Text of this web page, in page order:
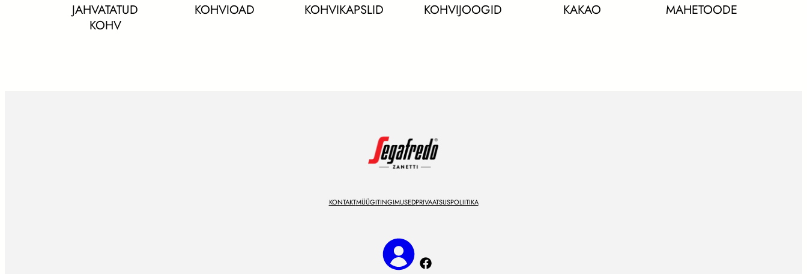
JAHVATATUD
KOHV
KOHVIOAD KOHVIKAPSLID KOHVIJOOGID KAKAO MAHETOODE
KONTAKTMÜÜGITINGIMUSEDPRIVAATSUSPOLIITIKA